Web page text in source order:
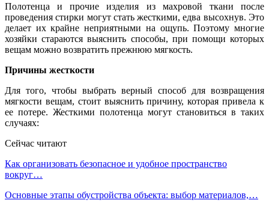
Полотенца и прочие изделия из махровой ткани после
проведения стирки могут стать жесткими, едва высохнув. Это
делает их крайне неприятными на ощупь. Поэтому многие
хозяйки стараются выяснить способы, при помощи которых
вещам можно возвратить прежнюю мягкость.
Причины жесткости
Для того, чтобы выбрать верный способ для возвращения
мягкости вещам, стоит выяснить причину, которая привела к
ее потере. Жесткими полотенца могут становиться в таких
случаях:
Сейчас читают
Как организовать безопасное и удобное пространство
вокруг…
Основные этапы обустройства объекта: выбор материалов,…